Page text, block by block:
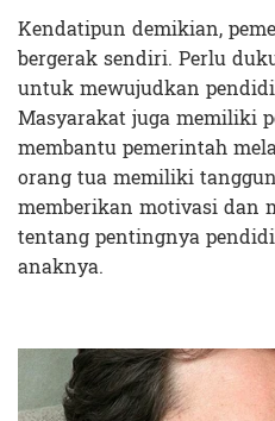
Kendatipun demikian,
bergerak sendiri. Perlu
untuk mewujudkan
Masyarakat juga memiliki
membantu pemerintah
orang tua memiliki
memberikan motivasi dan
tentang pentingnya
anaknya.